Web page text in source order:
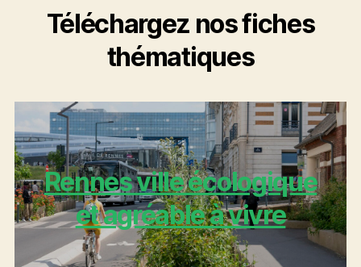
Téléchargez nos fiches
thématiques
Rennes ville écologique
et agréable à vivre